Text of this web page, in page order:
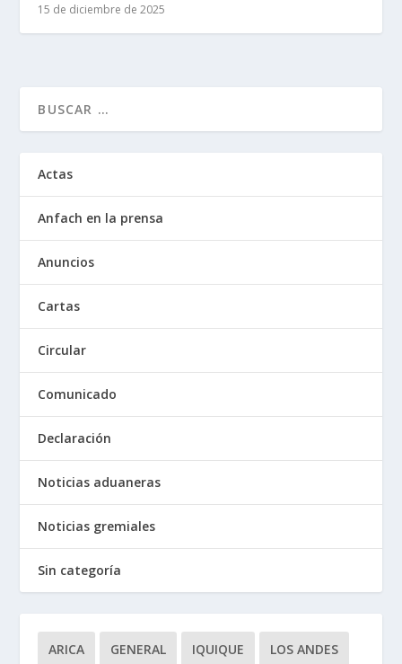
15 de diciembre de 2025
Actas
Anfach en la prensa
Anuncios
Cartas
Circular
Comunicado
Declaración
Noticias aduaneras
Noticias gremiales
Sin categoría
ARICA GENERAL IQUIQUE LOS ANDES